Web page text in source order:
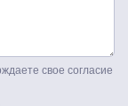
свое согласие